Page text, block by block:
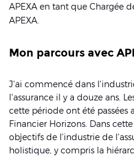
APEXA en tant que Chargée
APEXA.
Mon parcours avec
J'ai commencé dans
l'assurance il y a douze ans.
cette période ont été passées
Financier Horizons. Dans
objectifs de l'industrie de
holistique, y compris la